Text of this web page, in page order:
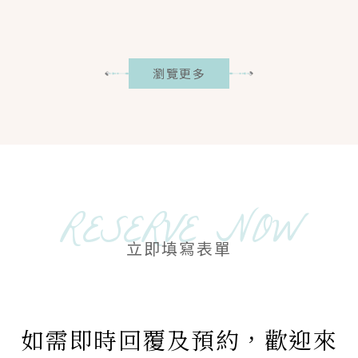
瀏覽更多
RESERVE NOW
立即填寫表單
如需即時回覆及預約，歡迎來